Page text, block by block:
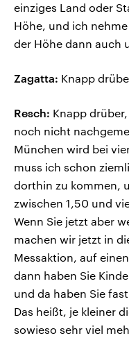
einziges Land oder
Höhe, und ich
der Höhe dann auch
Zagatta: Knapp
Resch: Knapp
noch nicht
München wird bei
muss ich schon
dorthin zu kommen,
zwischen 1,50 und
Wenn Sie jetzt aber
machen wir jetzt in
Messaktion, auf
dann haben Sie
und da haben Sie
Das heißt, je kleiner
sowieso sehr viel